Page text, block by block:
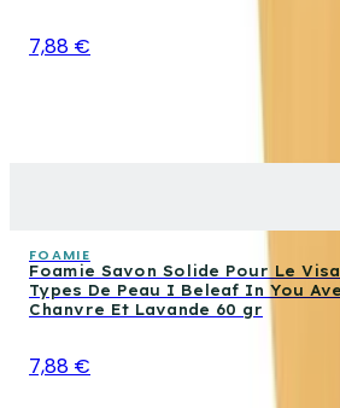
7,88 €
FOAMIE
Foamie Savon Solide Pour Le
Types De Peau I Beleaf In You
Chanvre Et Lavande 60 gr
7,88 €